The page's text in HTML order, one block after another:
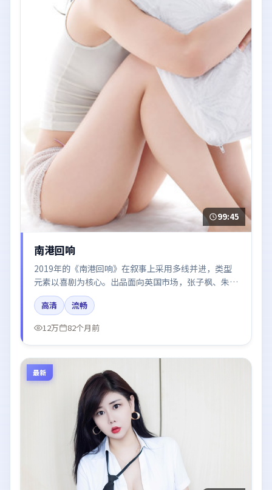
99:45
南港回响
2019年的《南港回响》在叙事上采用多线并进，类型
元素以喜剧为核心。出品面向英国市场，张子枫、朱一
龙、河正宇、张译、王景春所饰角色推动关键反转，结
尾留白引发讨论。
高清
流畅
12万
82个月前
最新